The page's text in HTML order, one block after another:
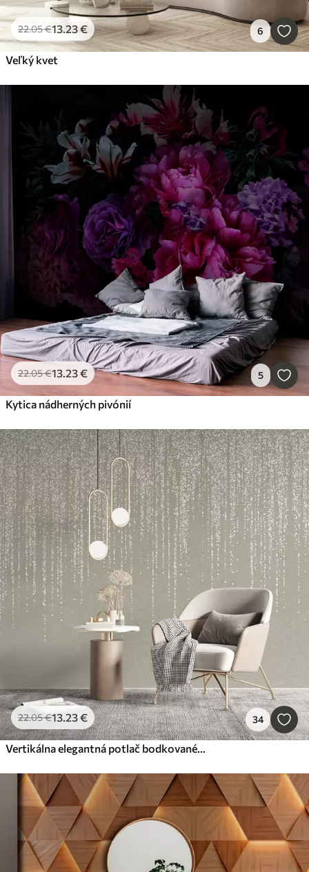
22.05€13.23€ 6
Veľký kvet
22.05€13.23€ 5
Kytica nádherných pivónií
22.05€13.23€ 34
Vertikálna elegantná potlač bodkovaného venca na béžovom textúrovanom pozadí, ktorá vytvára pocit hĺbky a pohybu